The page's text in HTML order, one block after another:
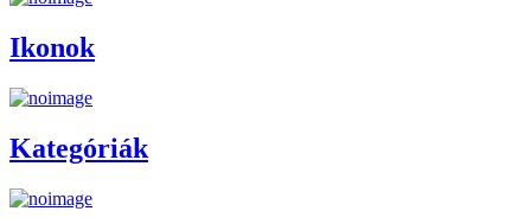
Ikonok
Kategóriák